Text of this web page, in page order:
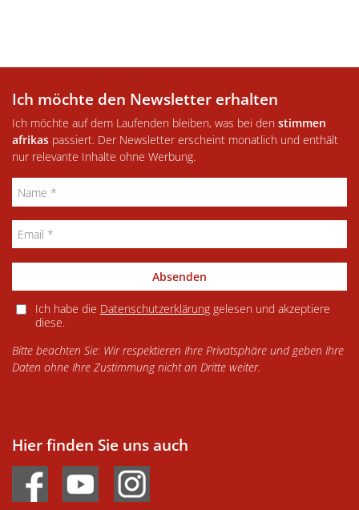
Ich möchte den Newsletter erhalten
Ich möchte auf dem Laufenden bleiben, was bei den stimmen
afrikas passiert. Der Newsletter erscheint monatlich und enthält
nur relevante Inhalte ohne Werbung.
Absenden
Ich habe die Datenschutzerklärunggelesen und akzeptiere
diese.
Bitte beachten Sie: Wir respektieren Ihre Privatsphäre und geben Ihre
Daten ohne Ihre Zustimmung nicht an Dritte weiter.
Hier finden Sie uns auch